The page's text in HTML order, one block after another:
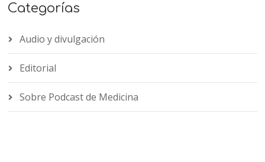
Categorías
Audio y divulgación
Editorial
Sobre Podcast de Medicina